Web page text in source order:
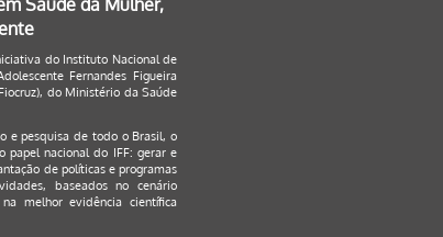
Saúde da Mulher,
do Instituto Nacional de
Fernandes Figueira
do Ministério da Saúde
e pesquisa de todo o Brasil, o
papel nacional do IFF: gerar e
de políticas e programas
baseados no cenário
melhor evidência científica